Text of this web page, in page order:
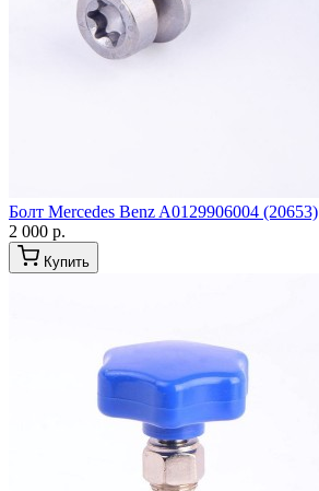
Болт Mercedes Benz A0129906004 (20653)
2 000 р.
Купить